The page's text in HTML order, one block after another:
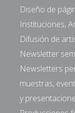
Diseño de
Instituciones,
Difusión de
Newsletter
Newsletters
muestras,
y